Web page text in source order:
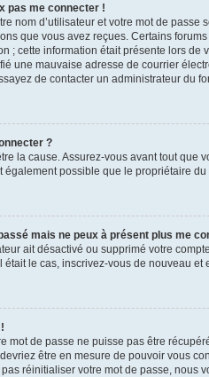
pas me connecter !
nom d’utilisateur et votre mot de
que vous avez reçues. Certains
; cette information était présente lors
une mauvaise adresse de courrier
de contacter un administrateur du
?
la cause. Assurez-vous avant tout que
également possible que le propriétaire
mais ne peux à présent plus me
ait désactivé ou supprimé votre
le cas, inscrivez-vous de nouveau
mot de passe ne puisse pas être
être en mesure de pouvoir vous
réinitialiser votre mot de passe, nous